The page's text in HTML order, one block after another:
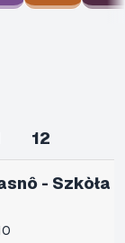
12
- Szkòła